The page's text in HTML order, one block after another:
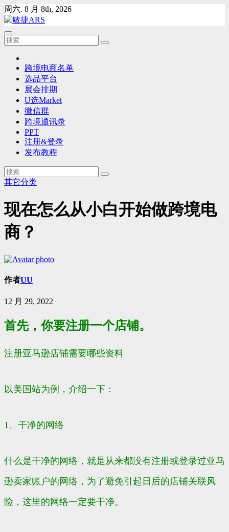
Skip
to
content
周六. 8 月 8th, 2026
跨境电商名单
选品平台
展会排期
U选Market
微信群
跨境通讯录
PPT
注册&登录
发布教程
其它分类
现在怎么从小白开始做跨境电
商？
作者UU
12 月 29, 2022
首先，你要注册一个店铺。
注册亚马逊店铺需要哪些资料
以美国站为例，介绍一下：
1、干净的网络
什么是干净的网络，就是从来都没有注册或登录过亚马
逊卖家账户的网络，为了避免引起日后的店铺关联风
险，这里的网络一定要干净。